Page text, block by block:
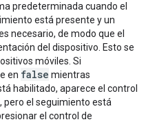
predeterminada cuando el
está presente y un
necesario, de modo que el
del dispositivo. Esto se
móviles. Si
en false mientras
habilitado, aparece el control
el seguimiento está
el control de